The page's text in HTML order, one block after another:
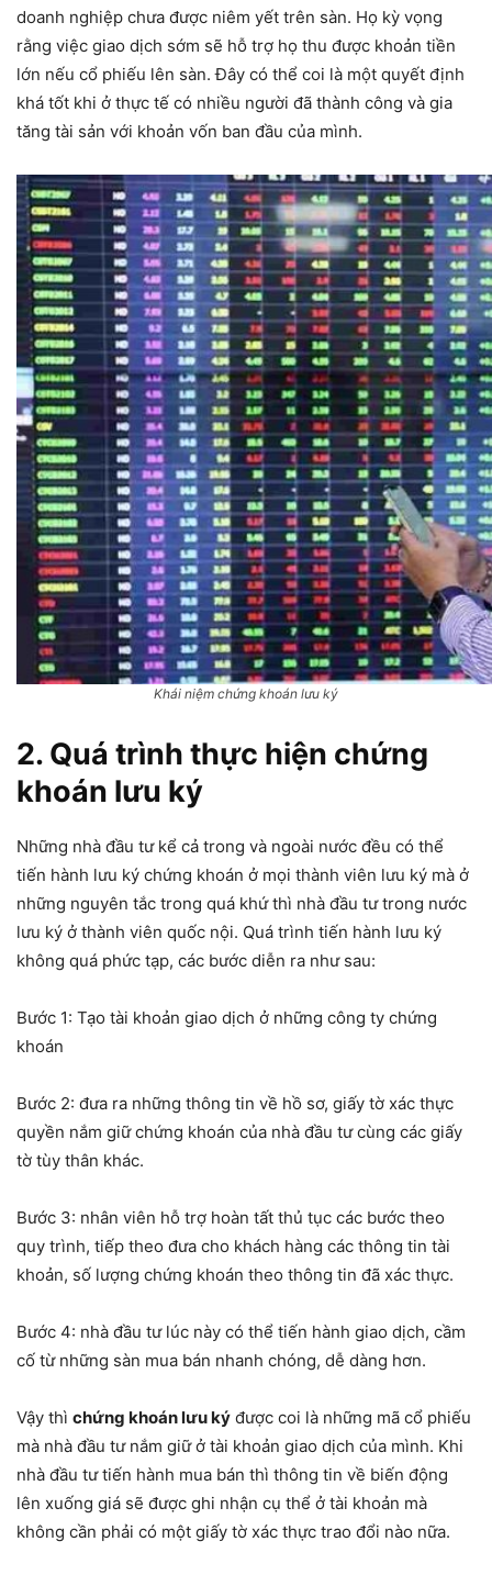
doanh nghiệp chưa được niêm yết trên sàn. Họ kỳ vọng
rằng việc giao dịch sớm sẽ hỗ trợ họ thu được khoản tiền
lớn nếu cổ phiếu lên sàn. Đây có thể coi là một quyết định
khá tốt khi ở thực tế có nhiều người đã thành công và gia
tăng tài sản với khoản vốn ban đầu của mình.
Khái niệm chứng khoán lưu ký
2. Quá trình thực hiện chứng
khoán lưu ký
Những nhà đầu tư kể cả trong và ngoài nước đều có thể
tiến hành lưu ký chứng khoán ở mọi thành viên lưu ký mà ở
những nguyên tắc trong quá khứ thì nhà đầu tư trong nước
lưu ký ở thành viên quốc nội. Quá trình tiến hành lưu ký
không quá phức tạp, các bước diễn ra như sau:
Bước 1: Tạo tài khoản giao dịch ở những công ty chứng
khoán
Bước 2: đưa ra những thông tin về hồ sơ, giấy tờ xác thực
quyền nắm giữ chứng khoán của nhà đầu tư cùng các giấy
tờ tùy thân khác.
Bước 3: nhân viên hỗ trợ hoàn tất thủ tục các bước theo
quy trình, tiếp theo đưa cho khách hàng các thông tin tài
khoản, số lượng chứng khoán theo thông tin đã xác thực.
Bước 4: nhà đầu tư lúc này có thể tiến hành giao dịch, cầm
cố từ những sàn mua bán nhanh chóng, dễ dàng hơn.
Vậy thì chứng khoán lưu ký được coi là những mã cổ phiếu
mà nhà đầu tư nắm giữ ở tài khoản giao dịch của mình. Khi
nhà đầu tư tiến hành mua bán thì thông tin về biến động
lên xuống giá sẽ được ghi nhận cụ thể ở tài khoản mà
không cần phải có một giấy tờ xác thực trao đổi nào nữa.